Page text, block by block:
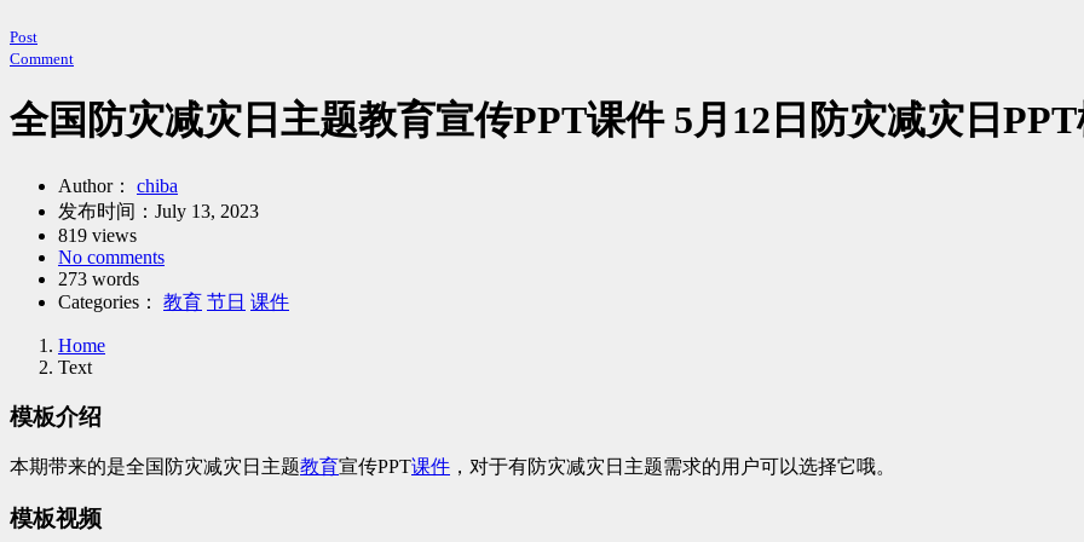
Post
Comment
全国防灾减灾日主题教育宣传PPT课件 5月12日防灾减灾日
Author：
chiba
发布时间： July 13, 2023
819 views
No comments
273 words
Categories：
教育 节日 课件
Home
Text
模板介绍
本期带来的是全国防灾减灾日主题教育宣传PPT课件 ，对于有防灾减灾日主题需求的用户可以选择它哦。
模板视频